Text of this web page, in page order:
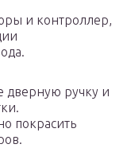
и контроллер,
дверную ручку и
покрасить